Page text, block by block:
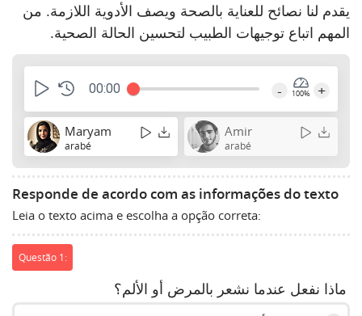
يقدم لنا نصائح للعناية بالصحة ويصف الأدوية اللازمة. من
المهم اتباع توجيهات الطبيب لتحسين الحالة الصحية.
00:00 - 100% +
Maryam
arabé
Amir
arabé
Responde de acordo com as informações do texto
Leia o texto acima e escolha a opção correta:
Questão 1:
ماذا نفعل عندما نشعر بالمرض أو الألم؟